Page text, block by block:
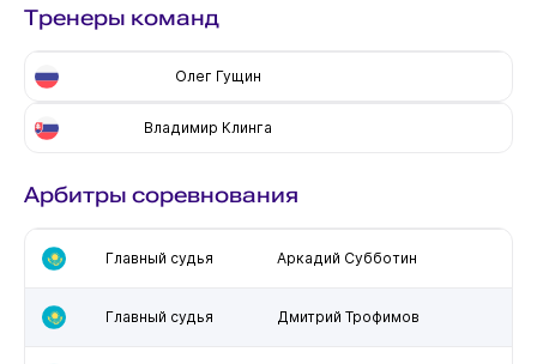
Тренеры команд
Олег Гущин
Владимир Клинга
Арбитры соревнования
Главный судья Аркадий Субботин
Главный судья Дмитрий Трофимов